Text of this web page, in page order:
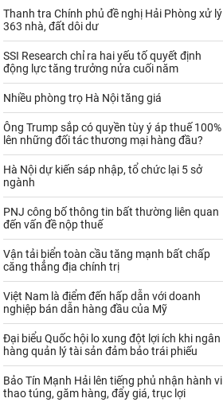
Khí đốt
Kim loại khác Mắc ca
Muối Ngũ cốc
Nhựa - Hạt nhựa
Palladium Phân bón
Sữa
Than
Thủy hải sản khác Tôm
Vàng
VLXD khác Xăng dầu
Xi măng - Clynker
Thanh tra Chính phủ đề nghị Hải Phòng xử lý
363 nhà, đất dôi dư
SSI Research chỉ ra hai yếu tố quyết định
động lực tăng trưởng nửa cuối năm
Nhiều phòng trọ Hà Nội tăng giá
Ông Trump sắp có quyền tùy ý áp thuế 100%
lên những đối tác thương mại hàng đầu?
Hà Nội dự kiến sáp nhập, tổ chức lại 5 sở
ngành
PNJ công bố thông tin bất thường liên quan
đến vấn đề nộp thuế
Vận tải biển toàn cầu tăng mạnh bất chấp
căng thẳng địa chính trị
Việt Nam là điểm đến hấp dẫn với doanh
nghiệp bán dẫn hàng đầu của Mỹ
Đại biểu Quốc hội lo xung đột lợi ích khi ngân
hàng quản lý tài sản đảm bảo trái phiếu
Bảo Tín Mạnh Hải lên tiếng phủ nhận hành vi
thao túng, găm hàng, đẩy giá, trục lợi